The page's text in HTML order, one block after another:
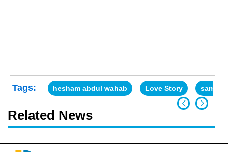
Tags: hesham abdul wahab Love Story
Related News